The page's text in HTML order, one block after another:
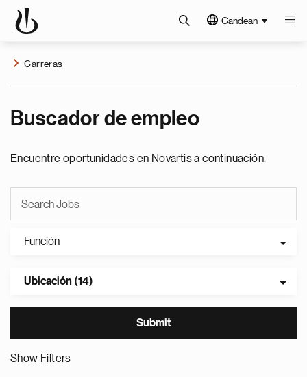
Candean
Carreras
Buscador de empleo
Encuentre oportunidades en Novartis a continuación.
Función
Ubicación (14)
Show Filters